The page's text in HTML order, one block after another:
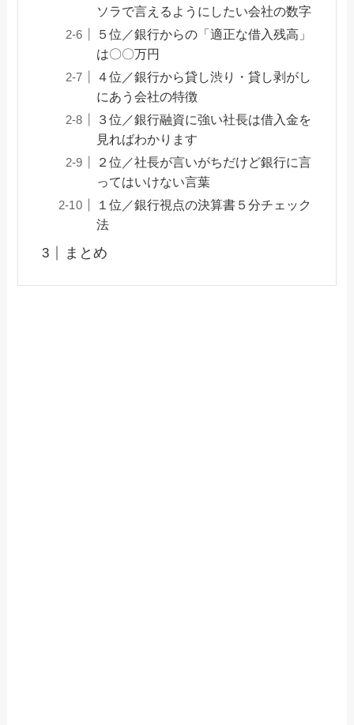
ソラで言えるようにしたい会社の数字
５位／銀行からの「適正な借入残高」
は〇〇万円
４位／銀行から貸し渋り・貸し剥がし
にあう会社の特徴
３位／銀行融資に強い社長は借入金を
見ればわかります
２位／社長が言いがちだけど銀行に言
ってはいけない言葉
１位／銀行視点の決算書５分チェック
法
まとめ